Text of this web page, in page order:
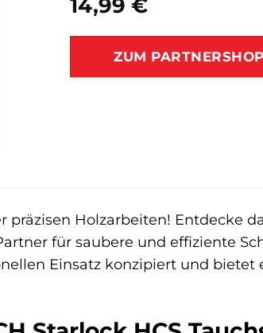
14,99 €
ZUM PARTNERSHOP
Holzarbeiten! Entdecke
für saubere und effiziente
Einsatz konzipiert und